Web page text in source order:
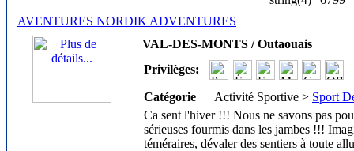
AVENTURES NORDIK ADVENTURES
VAL-DES-MONTS / Outaouais
Privilèges:
Catégorie Activité Sportive > Sport
Ca sent l'hiver !!! Nous ne savons pas
sérieuses fourmis dans les jambes !!!
téméraires, dévaler des sentiers à toute